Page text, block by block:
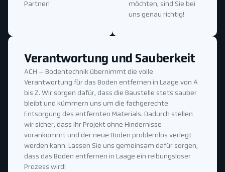
möchten, sind Sie bei
uns genau richtig!
Partner!
Verantwortung und Sauberkeit
ACH – Bodentechnik übernimmt die volle
Verantwortung für das Boden entfernen in Laage von A
bis Z. Wir sorgen dafür, dass die Baustelle stets sauber
bleibt und kümmern uns um die fachgerechte
Entsorgung des entfernten Materials. Dadurch stellen
wir sicher, dass Ihr Projekt ohne Hindernisse
vorankommt und der neue Boden problemlos verlegt
werden kann. Lassen Sie uns gemeinsam dafür sorgen,
dass das Boden entfernen in Laage ein reibungsloser
Prozess wird!